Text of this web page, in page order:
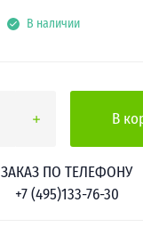
В наличии
В
ЗАКАЗ ПО ТЕЛЕФОНУ
+7 (495)133-76-30